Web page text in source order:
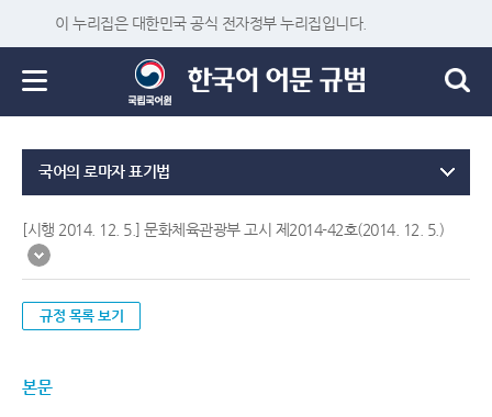
이 누리집은 대한민국 공식 전자정부 누리집입니다.
국어의 로마자 표기법
[시행 2014. 12. 5.] 문화체육관광부 고시 제2014-42호(2014. 12. 5.)
규정 목록 보기
본문